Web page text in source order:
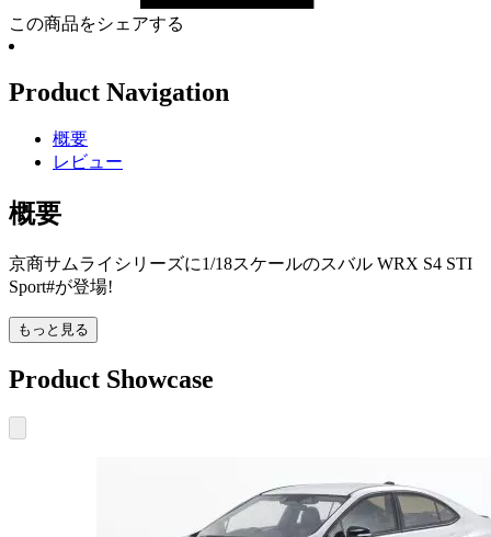
この商品をシェアする
Product Navigation
概要
レビュー
概要
京商サムライシリーズに1/18スケールのスバル WRX S4 STI
Sport#が登場!
もっと見る
Product Showcase